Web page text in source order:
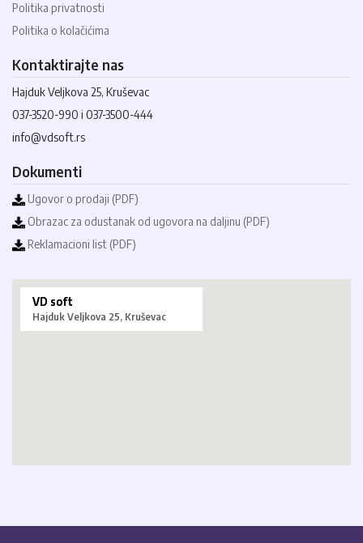
Politika privatnosti
Politika o kolačićima
Kontaktirajte nas
Hajduk Veljkova 25, Kruševac
037-3520-990 i 037-3500-444
info@vdsoft.rs
Dokumenti
Ugovor o prodaji (PDF)
Obrazac za odustanak od ugovora na daljinu (PDF)
Reklamacioni list (PDF)
VD soft
Hajduk Veljkova 25, Kruševac